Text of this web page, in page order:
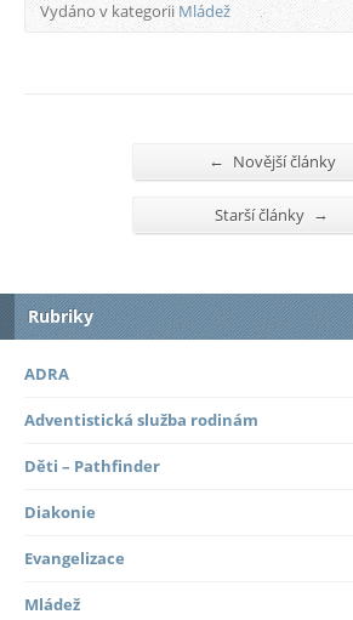
Vydáno v kategorii Mládež
← Novější články
Starší články →
Rubriky
ADRA
Adventistická služba rodinám
Děti – Pathfinder
Diakonie
Evangelizace
Mládež